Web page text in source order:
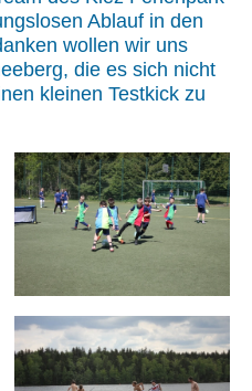
Ablauf in den
wollen wir uns
, die es sich nicht
kleinen Testkick zu